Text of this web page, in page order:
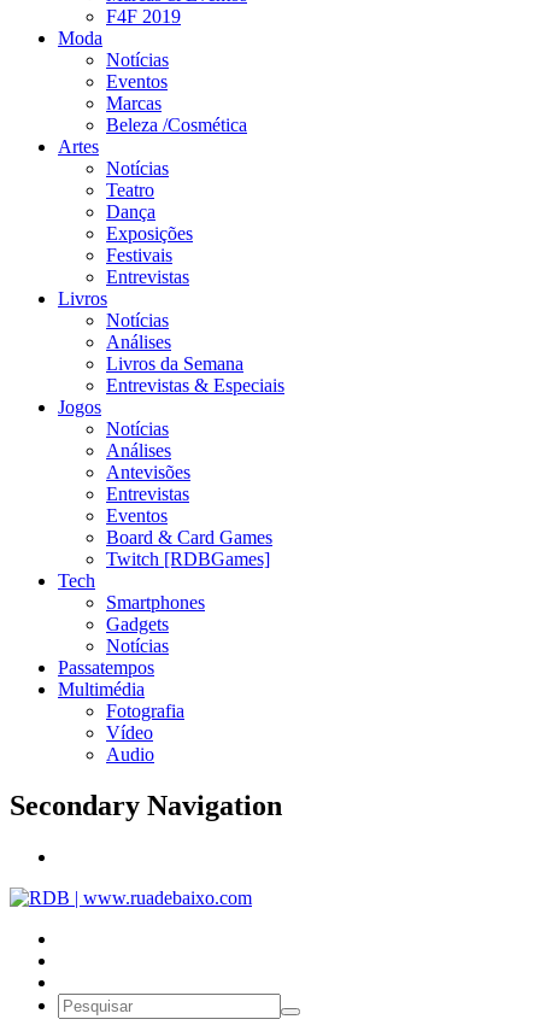
F4F 2019
Moda
Notícias
Eventos
Marcas
Beleza /Cosmética
Artes
Notícias
Teatro
Dança
Exposições
Festivais
Entrevistas
Livros
Notícias
Análises
Livros da Semana
Entrevistas & Especiais
Jogos
Notícias
Análises
Antevisões
Entrevistas
Eventos
Board & Card Games
Twitch [RDBGames]
Tech
Smartphones
Gadgets
Notícias
Passatempos
Multimédia
Fotografia
Vídeo
Audio
Secondary Navigation